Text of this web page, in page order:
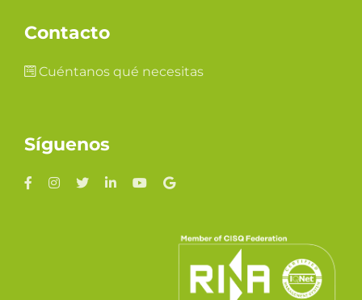
Contacto
Cuéntanos qué necesitas
Síguenos